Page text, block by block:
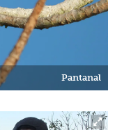
Pantanal